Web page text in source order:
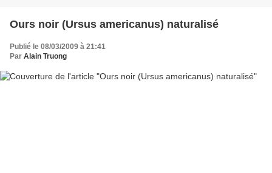
Ours noir (Ursus americanus) naturalisé
Publié le 08/03/2009 à 21:41
Par Alain Truong